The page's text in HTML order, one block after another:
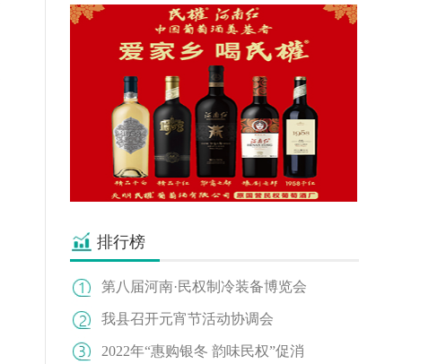
排行榜
第八届河南·民权制冷装备博览会
我县召开元宵节活动协调会
2022年“惠购银冬 韵味民权”促消